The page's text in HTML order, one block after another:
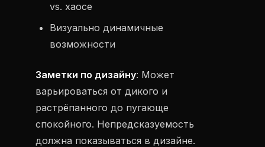
vs. хаосе
Визуально динамичные
возможности
Заметки по дизайну: Может
варьироваться от дикого и
растрёпанного до пугающе
спокойного. Непредсказуемость
должна показываться в дизайне.